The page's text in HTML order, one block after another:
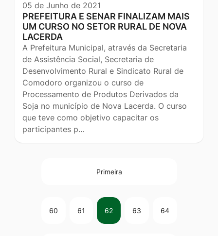
05 de Junho de 2021
PREFEITURA E SENAR FINALIZAM MAIS
UM CURSO NO SETOR RURAL DE NOVA
LACERDA
A Prefeitura Municipal, através da Secretaria
de Assistência Social, Secretaria de
Desenvolvimento Rural e Sindicato Rural de
Comodoro organizou o curso de
Processamento de Produtos Derivados da
Soja no município de Nova Lacerda. O curso
que teve como objetivo capacitar os
participantes p…
Primeira
60 61 62 63 64